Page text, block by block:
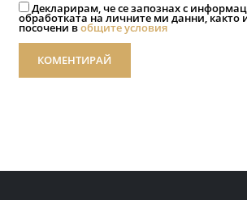
Декларирам, че се запознах с
обработката на личните ми данни, както
посочени вобщите условия
КОМЕНТИРАЙ